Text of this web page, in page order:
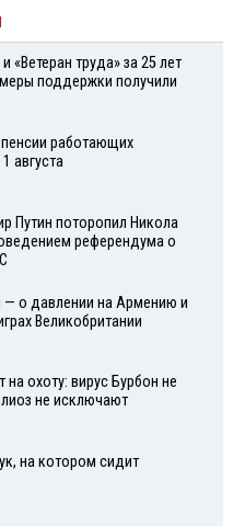
«Ветеран труда» за 25 лет
поддержки получили
пенсии работающих
августа
Путин поторопил Никола
референдума о
— о давлении на Армению и
Великобритании
охоту: вирус Бурбон не
не исключают
на котором сидит